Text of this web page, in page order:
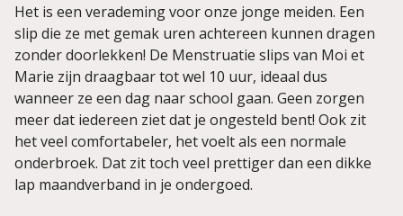
Het is een verademing voor onze jonge meiden. Een
slip die ze met gemak uren achtereen kunnen dragen
zonder doorlekken! De Menstruatie slips van Moi et
Marie zijn draagbaar tot wel 10 uur, ideaal dus
wanneer ze een dag naar school gaan. Geen zorgen
meer dat iedereen ziet dat je ongesteld bent! Ook zit
het veel comfortabeler, het voelt als een normale
onderbroek. Dat zit toch veel prettiger dan een dikke
lap maandverband in je ondergoed.